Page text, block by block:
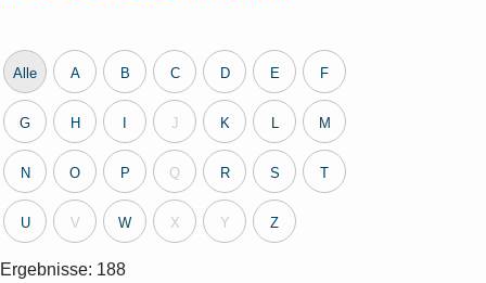
Alle A B C D E F
G H J K M
N O P Q R S T
U V W X Y Z
Ergebnisse: 188